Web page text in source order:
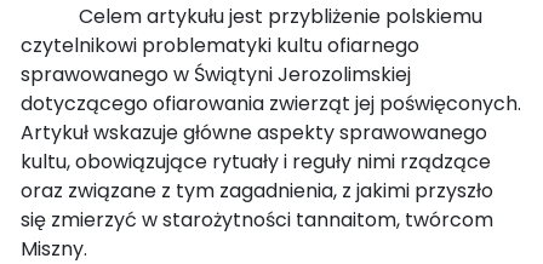
Celem artykułu jest przybliżenie polskiemu
czytelnikowi problematyki kultu ofiarnego
sprawowanego w Świątyni Jerozolimskiej
dotyczącego ofiarowania zwierząt jej poświęconych.
Artykuł wskazuje główne aspekty sprawowanego
kultu, obowiązujące rytuały i reguły nimi rządzące
oraz związane z tym zagadnienia, z jakimi przyszło
się zmierzyć w starożytności tannaitom, twórcom
Miszny.